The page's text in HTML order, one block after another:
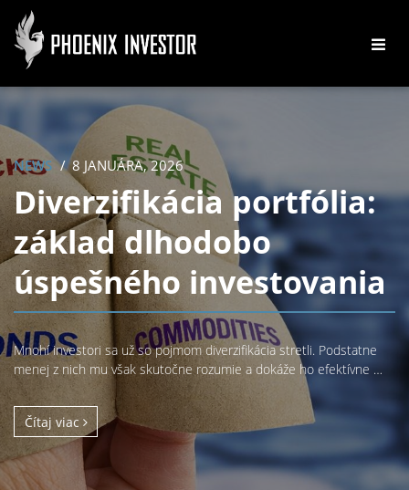
NEWS 8 JANUÁRA, 2026
Diverzifikácia portfólia:
základ dlhodobo
úspešného investovania
Mnohí investori sa už so pojmom diverzifikácia stretli. Podstatne
menej z nich mu však skutočne rozumie a dokáže ho efektívne …
Čítaj viac